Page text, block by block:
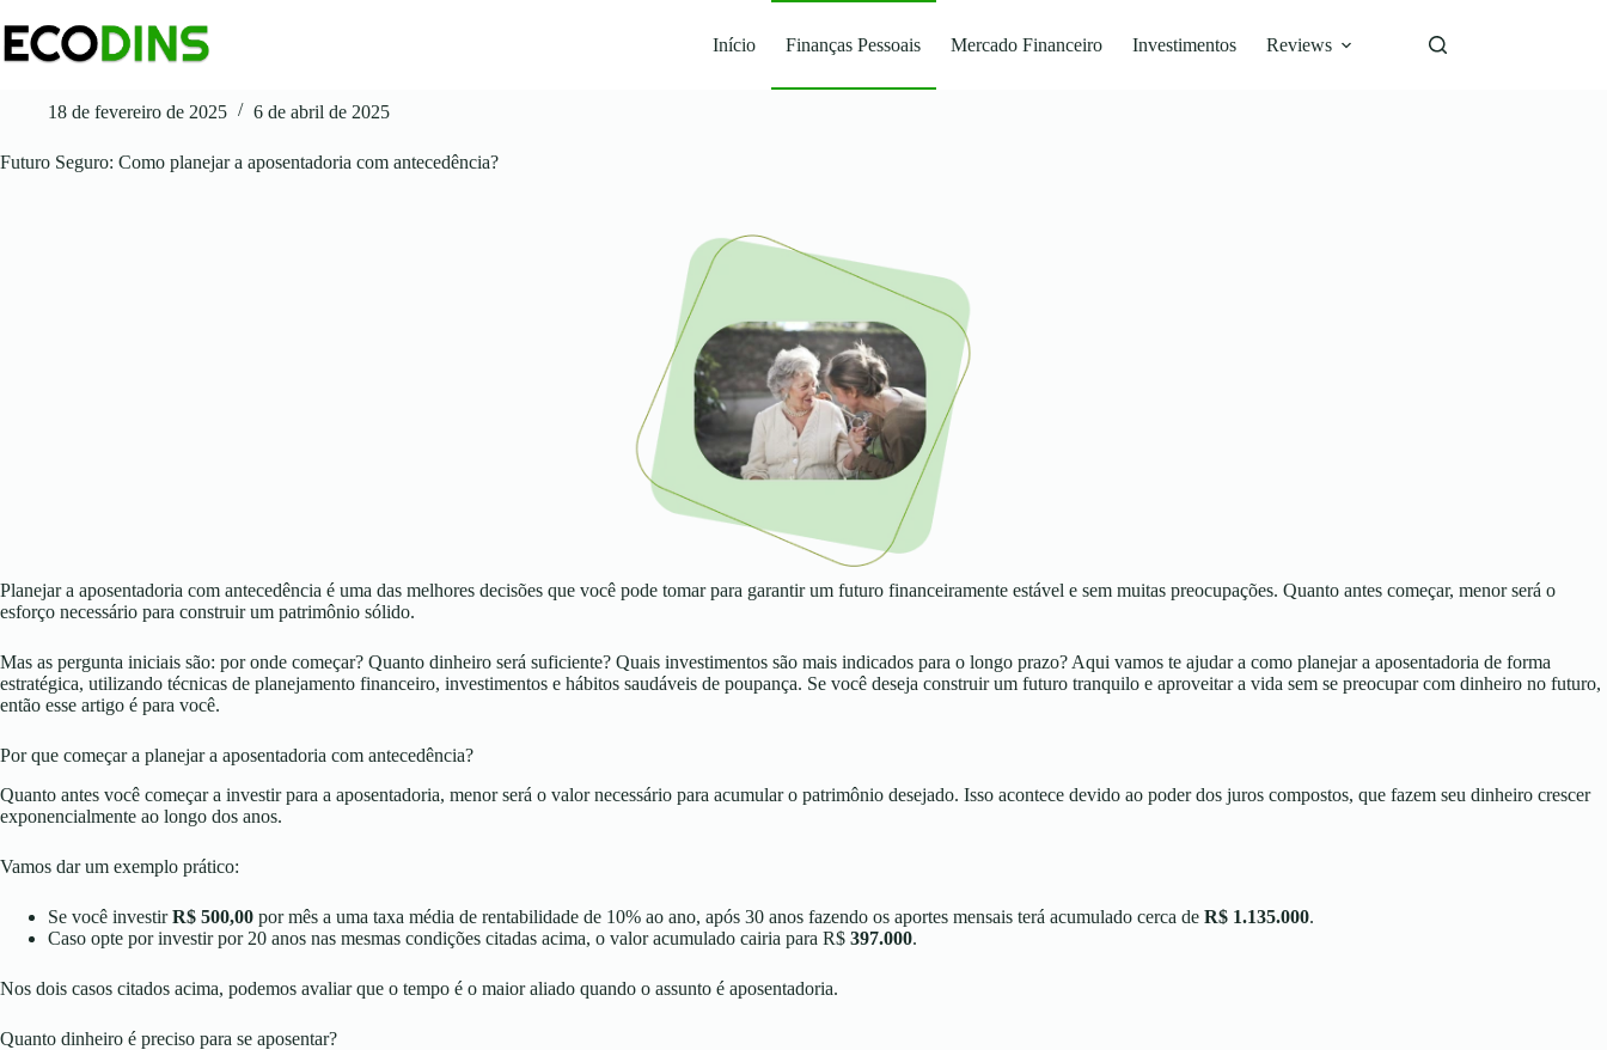
para
Início Finanças Pessoais Mercado Financeiro Investimentos Reviews
18 de fevereiro de 2025 6 de abril de 2025
Futuro Seguro: Como planejar a aposentadoria com antecedência?
Planejar a aposentadoria com antecedência é uma das melhores decisões que você pode tomar para garantir um futuro financeiramente estável e sem muitas preocupações. Quanto antes começar, menor será o
esforço necessário para construir um patrimônio sólido.
Mas as pergunta iniciais são: por onde começar? Quanto dinheiro será suficiente? Quais investimentos são mais indicados para o longo prazo? Aqui vamos te ajudar a como planejar a aposentadoria de forma
estratégica, utilizando técnicas de planejamento financeiro, investimentos e hábitos saudáveis de poupança. Se você deseja construir um futuro tranquilo e aproveitar a vida sem se preocupar com dinheiro no futuro,
então esse artigo é para você.
Por que começar a planejar a aposentadoria com antecedência?
Quanto antes você começar a investir para a aposentadoria, menor será o valor necessário para acumular o patrimônio desejado. Isso acontece devido ao poder dos juros compostos, que fazem seu dinheiro crescer
exponencialmente ao longo dos anos.
Vamos dar um exemplo prático:
Se você investirR$ 500,00 por mês a uma taxa média de rentabilidade de 10% ao ano, após 30 anos fazendo os aportes mensais terá acumulado cerca de R$ 1.135.000.
Caso opte por investir por 20 anos nas mesmas condições citadas acima, o valor acumulado cairia para R$ 397.000.
Nos dois casos citados acima, podemos avaliar que o tempo é o maior aliado quando o assunto é aposentadoria.
Quanto dinheiro é preciso para se aposentar?